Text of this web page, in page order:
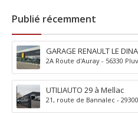
Publié récemment
GARAGE RENAULT LE
2A Route d'Auray - 56330
UTILIAUTO 29 à Mellac
21, route de Bannalec -